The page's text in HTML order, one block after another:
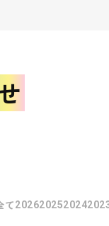
て202620252024